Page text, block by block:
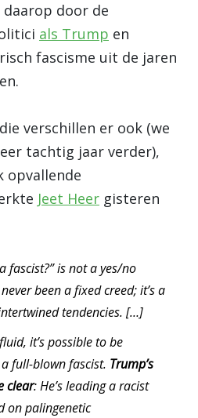
door de
als Trump en
fascisme uit de jaren
verschillen er ook (we
tachtig jaar verder),
opvallende
Jeet Heer gisteren
fascist?” is not a yes/no
been a fixed creed; it’s a
tendencies. […]
it’s possible to be
full-blown fascist. Trump’s
clear: He’s leading a racist
on palingenetic